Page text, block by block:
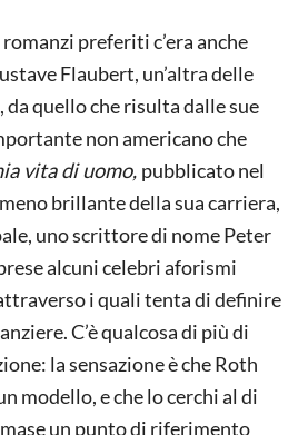
preferiti c’era anche
Flaubert, un’altra delle
da quello che risulta dalle sue
non americano che
vita di uomo, pubblicato nel
brillante della sua carriera,
uno scrittore di nome Peter
alcuni celebri aforismi
i quali tenta di definire
C’è qualcosa di più di
la sensazione è che Roth
modello, e che lo cerchi al di
un punto di riferimento